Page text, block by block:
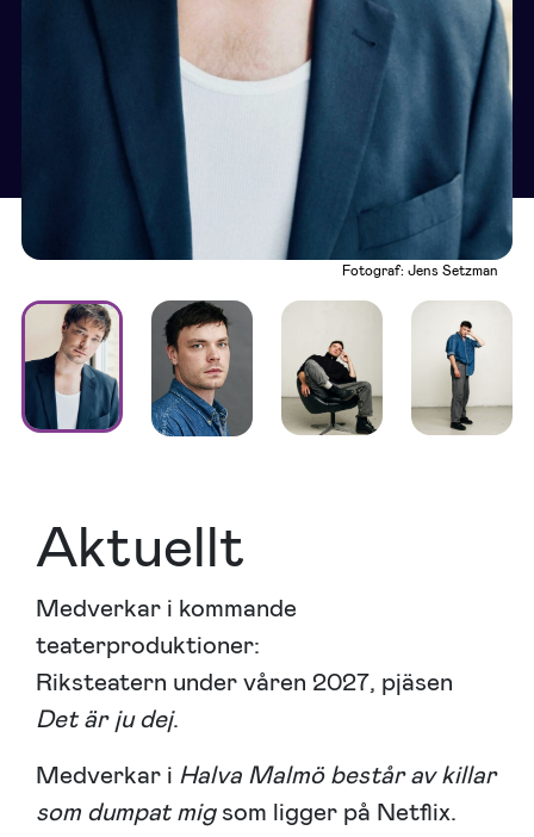
Fotograf: Jens Setzman
Aktuellt
Medverkar i kommande
teaterproduktioner:
Riksteatern under våren 2027, pjäsen
Det är ju dej.
Medverkar i Halva Malmö består av killar
som dumpat migsom ligger på Netflix.